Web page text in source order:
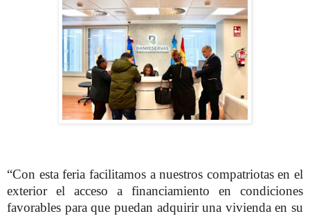
“Con esta feria facilitamos a nuestros compatriotas en el
exterior el acceso a financiamiento en condiciones
favorables para que puedan adquirir una vivienda en su